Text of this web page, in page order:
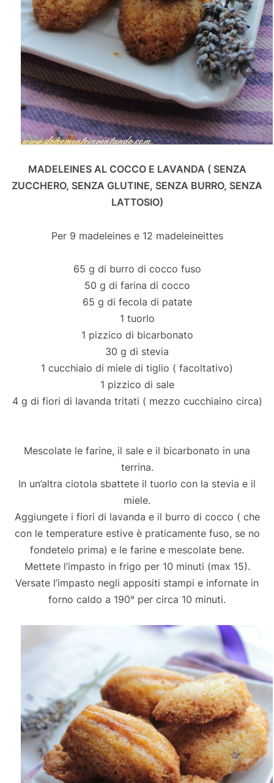
MADELEINES AL COCCO E LAVANDA ( SENZA
ZUCCHERO, SENZA GLUTINE, SENZA BURRO, SENZA
LATTOSIO)
Per 9 madeleines e 12 madeleineittes
65 g di burro di cocco fuso
50 g di farina di cocco
65 g di fecola di patate
1 tuorlo
1 pizzico di bicarbonato
30 g di stevia
1 cucchiaio di miele di tiglio ( facoltativo)
1 pizzico di sale
4 g di fiori di lavanda tritati ( mezzo cucchiaino circa)
Mescolate le farine, il sale e il bicarbonato in una
terrina.
In un’altra ciotola sbattete il tuorlo con la stevia e il
miele.
Aggiungete i fiori di lavanda e il burro di cocco ( che
con le temperature estive è praticamente fuso, se no
fondetelo prima) e le farine e mescolate bene.
Mettete l’impasto in frigo per 10 minuti (max 15).
Versate l’impasto negli appositi stampi e infornate in
forno caldo a 190° per circa 10 minuti.